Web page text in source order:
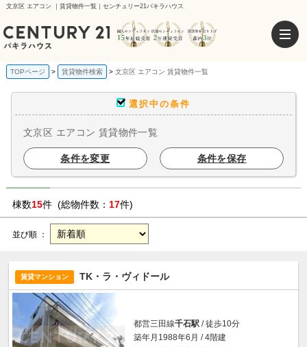
文京区 エアコン ｜賃貸物件一覧｜センチュリー21パキラハウス
TOPページ 賃貸物件検索 文京区 エアコン 賃貸物件一覧
選択中の条件
文京区 エアコン 賃貸物件一覧
条件を変更 条件を保存
棟数15件 (総物件数： 17件)
並び順 ：
賃貸マンション TK・ラ・ヴィドール
都営三田線千石駅 / 徒歩10分
築年月1988年6月 / 4階建